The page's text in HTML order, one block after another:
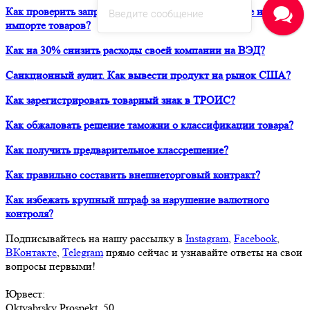
Как проверить запреты и ограничения при транзите и
импорте товаров?
Как на 30% снизить расходы своей компании на ВЭД?
Санкционный аудит. Как вывести продукт на рынок США?
Как зарегистрировать товарный знак в ТРОИС?
Как обжаловать решение таможни о классификации товара?
Как получить предварительное классрешение?
Как правильно составить внешнеторговый контракт?
Как избежать крупный штраф за нарушение валютного
контроля?
Подписывайтесь на нашу рассылку в Instagram, Facebook,
ВКонтакте, Telegramпрямо сейчас и узнавайте ответы на свои
вопросы первыми!
Юрвест:
Введите сообщение